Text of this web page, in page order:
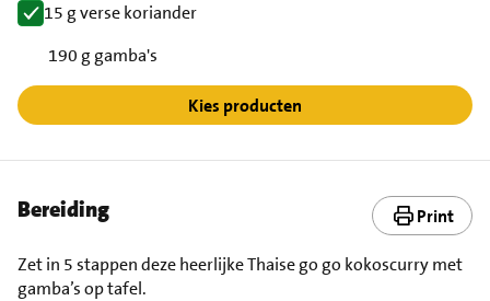
15 g verse koriander
190 g gamba's
Kies producten
Bereiding Print
Zet in 5 stappen deze heerlijke Thaise go go kokoscurry met
gamba’s op tafel.